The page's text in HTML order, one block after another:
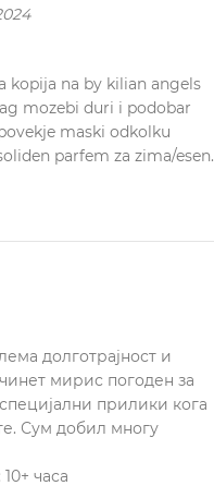
kopija na by kilian angels
mozebi duri i podobar
maski odkolku
parfem za zima/esen.
долготрајност и
мирис погоден за
прилики кога
Сум добил многу
часа